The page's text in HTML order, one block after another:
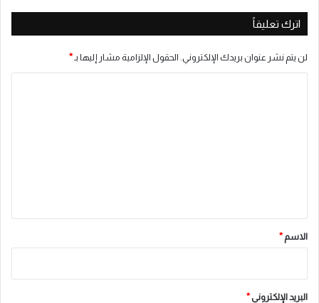
اترك تعليقاً
لن يتم نشر عنوان بريدك الإلكتروني. الحقول الإلزامية مشار إليها بـ *
*
الاسم *
البريد الإلكتروني*